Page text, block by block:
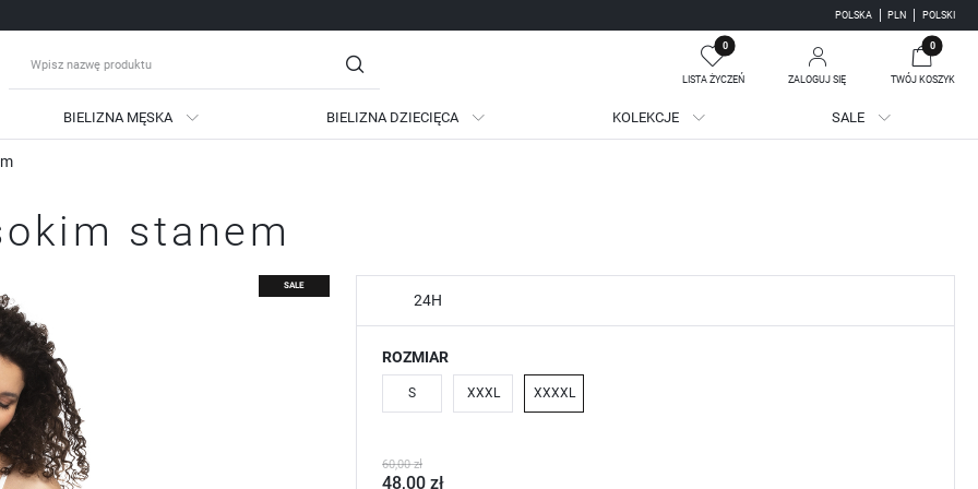
POLSKA PLN POLSKI
0
LISTA ŻYCZEŃ ZALOGUJ SIĘ
się
Zapomniałem hasła
SIĘ
podgląd historii zakupów
brak konieczności wprowadzania swoich danych przy kolejnych zakupach
możliwość otrzymania rabatów i kuponów promocyjnych
0
TWÓJ KOSZYK
Twój koszyk jest pusty
BIELIZNA MĘSKA BIELIZNA DZIECIĘCA KOLEKCJE SALE
stanem
SALE
24H
ROZMIAR
S XXXL XXXXL
60,00 zł
48,00 zł